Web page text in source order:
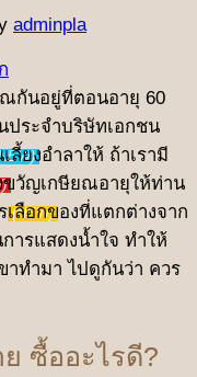
(NEW)
adminpla
กันอยู่ที่ตอนอายุ 60
ประจำบริษัทเอกชน
ยงอำลาให้ ถ้าเรามี
ขวัญเกษียณอายุให้ท่าน
ลือกของที่แตกต่างจาก
ารแสดงน้ำใจ ทำให้
าทำมา ไปดูกันว่า ควร
ซื้ออะไรดี?